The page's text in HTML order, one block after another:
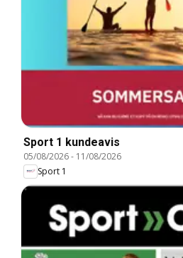
Sport 1 kundeavis
05/08/2026- 11/08/2026
Sport 1